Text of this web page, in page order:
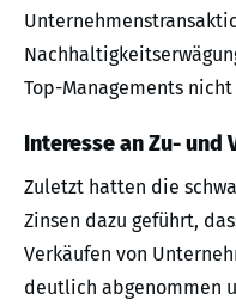
Top-Managements
Interesse an Zu-
Zuletzt hatten die
Zinsen dazu geführt,
Verkäufen von
deutlich abgenommen